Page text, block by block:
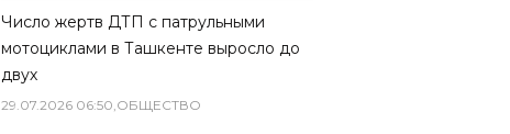
Число жертв ДТП с патрульными
мотоциклами в Ташкенте выросло до
двух
29.07.2026 06:50,ОБЩЕСТВО